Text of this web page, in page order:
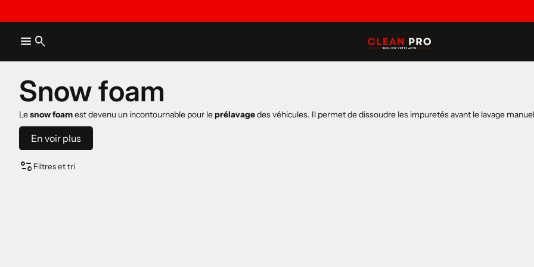
menu search
Snow foam
Lesnow foamest devenu un incontournable pour leprélavagedes véhicules. Il permet de dissoudre les impuretés avant le lavage
prelavage
En voir plus
page_info Filtres et tri